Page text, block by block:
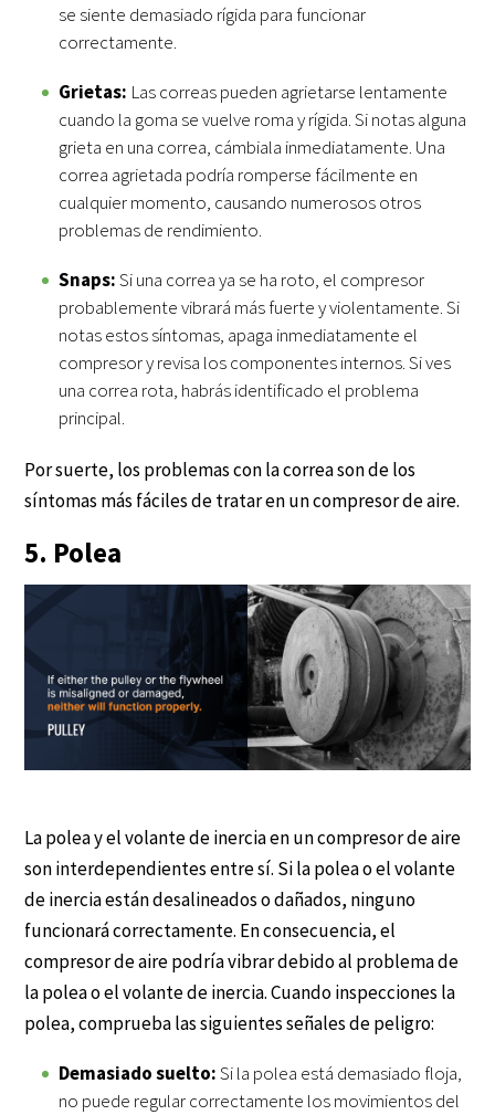
se siente demasiado rígida para funcionar
correctamente.
Grietas: Las correas pueden agrietarse lentamente
cuando la goma se vuelve roma y rígida. Si notas alguna
grieta en una correa, cámbiala inmediatamente. Una
correa agrietada podría romperse fácilmente en
cualquier momento, causando numerosos otros
problemas de rendimiento.
Snaps:Si una correa ya se ha roto, el compresor
probablemente vibrará más fuerte y violentamente. Si
notas estos síntomas, apaga inmediatamente el
compresor y revisa los componentes internos. Si ves
una correa rota, habrás identificado el problema
principal.
Por suerte, los problemas con la correa son de los
síntomas más fáciles de tratar en un compresor de aire.
5. Polea
La polea y el volante de inercia en un compresor de aire
son interdependientes entre sí. Si la polea o el volante
de inercia están desalineados o dañados, ninguno
funcionará correctamente. En consecuencia, el
compresor de aire podría vibrar debido al problema de
la polea o el volante de inercia. Cuando inspecciones la
polea, comprueba las siguientes señales de peligro:
Demasiado suelto:Si la polea está demasiado floja,
no puede regular correctamente los movimientos del